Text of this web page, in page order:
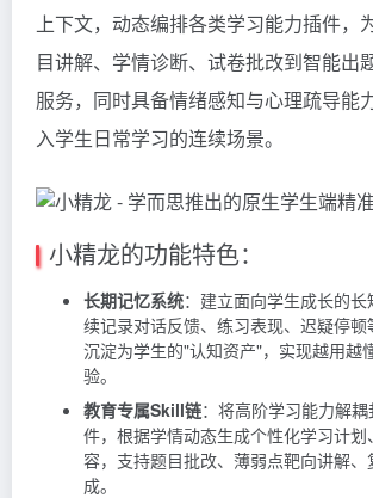
上下文，动态编排各类学习能力插件，
目讲解、学情诊断、试卷批改到智能出
服务，同时具备情绪感知与心理疏导能
入学生日常学习的连续场景。
小精龙的功能特色：
长期记忆系统：建立面向学生成长的
续记录对话反馈、练习表现、迟疑停顿
沉淀为学生的"认知资产"，实现越用越
验。
教育专属Skill链：将高阶学习能力解
件，根据学情动态生成个性化学习计划
容，支持题目批改、薄弱点靶向讲解、
成。